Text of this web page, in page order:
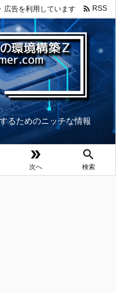
るためのニッチな情報

次へ

検索
広告を利用しています  RSS